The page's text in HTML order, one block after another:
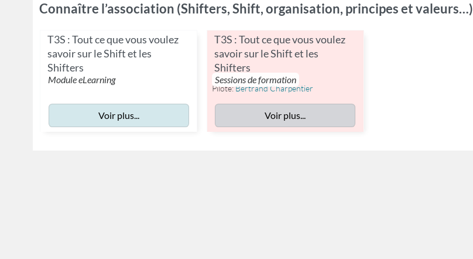
Connaître l’association (Shifters, Shift, organisation, principes et valeurs…)
T3S : Tout ce que vous voulez
savoir sur le Shift et les
Shifters
Module eLearning
Voir plus...
T3S : Tout ce que vous voulez
savoir sur le Shift et les
Shifters
Sessions de formation
Pilote: Bertrand Charpentier
Voir plus...